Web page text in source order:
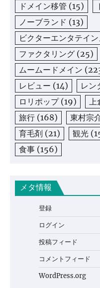
ドメイン移管 (15)
ノーブランド (13)
ビクターエンタテイン
ファクタリング (25)
ムームードメイン
レビュー (14) レン
ロリポップ(19)
旅行 (168) 東村宗
育毛剤 (21) 観光
食事 (156)
メタ情報
登録
ログイン
投稿フィード
コメントフィード
WordPress.org